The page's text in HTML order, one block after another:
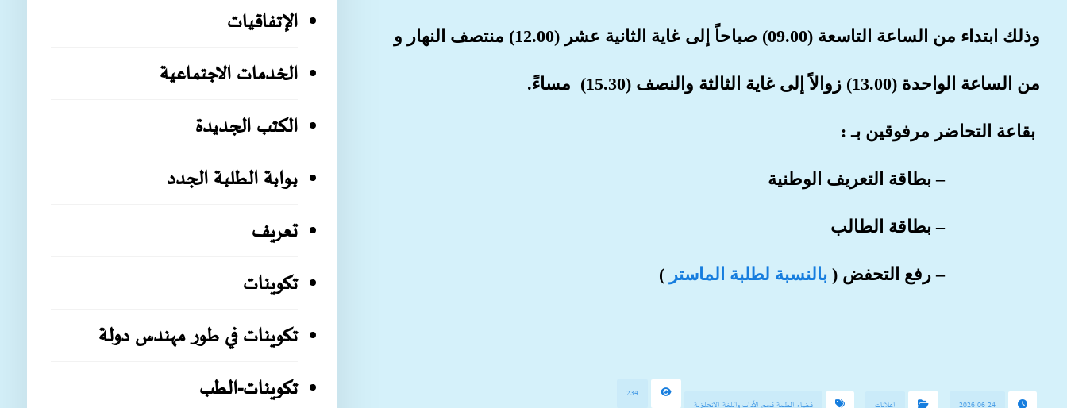
وذلك ابتداء من الساعة التاسعة (09.00) صباحاً إلى غاية الثانية عشر (12.00) منتصف النهار و
من الساعة الواحدة (13.00) زوالاً إلى غاية الثالثة والنصف (15.30) مساءً.
بقاعة التحاضر مرفوقين بـ :
– بطاقة التعريف الوطنية
– بطاقة الطالب
– رفع التحفض (بالنسبة لطلبة الماستر )
234
الإتفاقيات
الخدمات الاجتماعية
الكتب الجديدة
بوابة الطلبة الجدد
تعريف
تكوينات
تكوينات في طور مهندس دولة
تكوينات-الطب